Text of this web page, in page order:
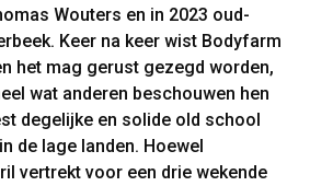
Wouters en in 2023 oud-
Keer na keer wist Bodyfarm
het mag gerust gezegd worden,
wat anderen beschouwen hen
degelijke en solide old school
de lage landen. Hoewel
vertrekt voor een drie wekende